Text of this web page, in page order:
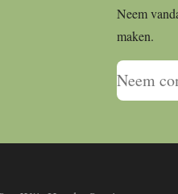
Neem
maken.
Neem